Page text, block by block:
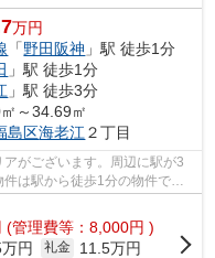
万円
「野田阪神 」駅 徒歩1分
」駅 徒歩1分
」駅 徒歩3分
～34.69㎡
島区海老江２丁目
がございます。周辺に駅が3
は駅から徒歩1分の物件で
(管理費等：8,000円 )
円 礼金
11.5万円